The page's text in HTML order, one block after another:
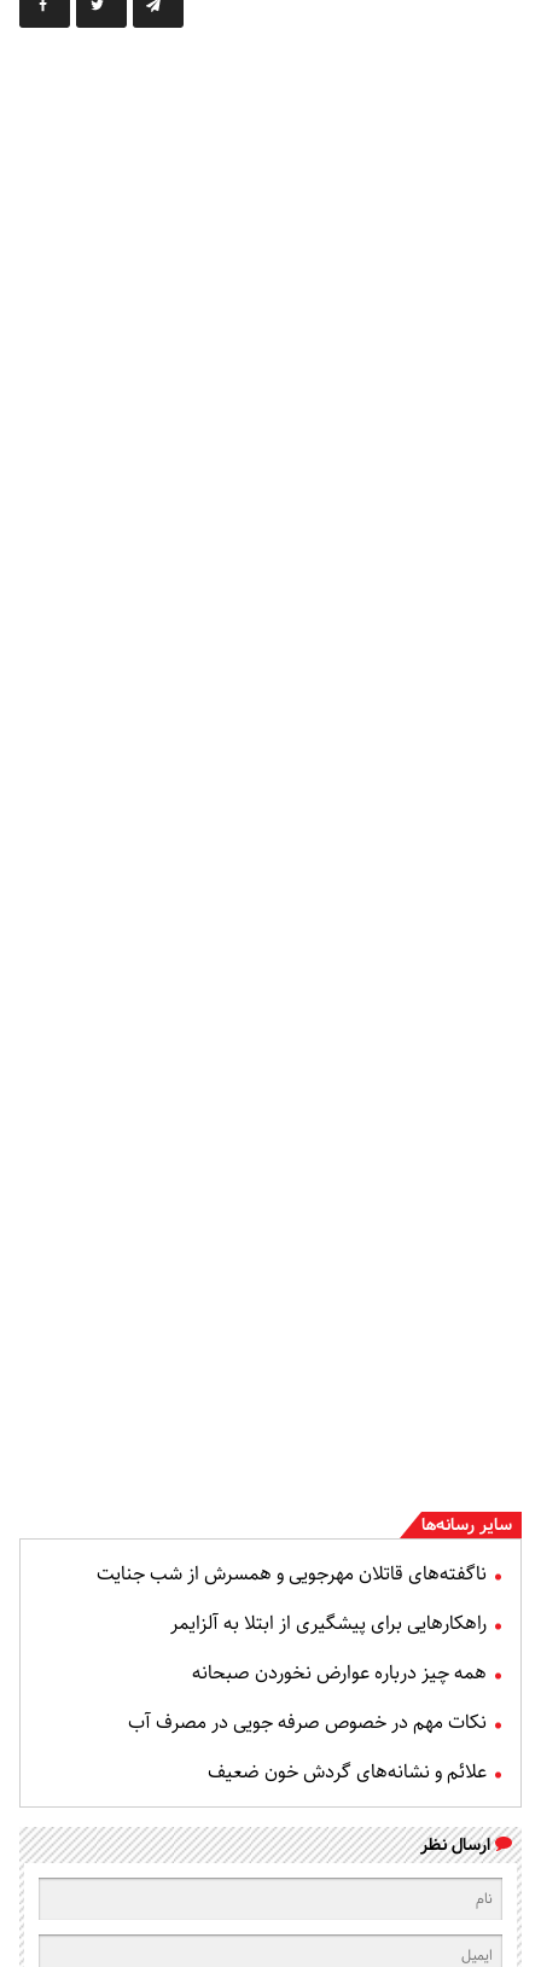
سایر رسانه‌ها
ناگفته‌های قاتلان مهرجویی و همسرش از شب جنایت
راهکارهایی برای پیشگیری از ابتلا به آلزایمر
همه چیز درباره عوارض نخوردن صبحانه
نکات مهم در خصوص صرفه جویی در مصرف آب
علائم و نشانه‌های گردش خون ضعیف
ارسال نظر